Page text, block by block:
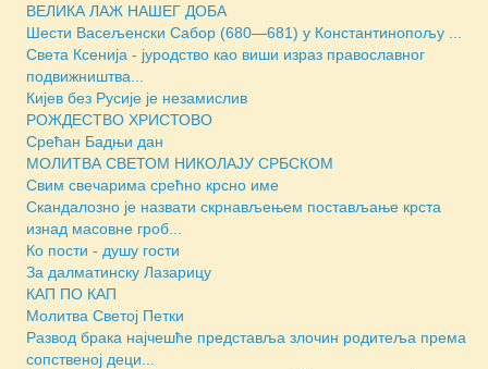
ВЕЛИКА ЛАЖ НАШЕГ ДОБА
Шести Васељенски Сабор (680—681) у Константинопољу ...
Света Ксенија - јуродство као виши израз православног
подвижништва...
Кијев без Русије је незамислив
РОЖДЕСТВО ХРИСТОВО
Срећан Бадњи дан
МОЛИТВА СВЕТОМ НИКОЛАЈУ СРБСКОМ
Свим свечарима срећно крсно име
Скандалозно је назвати скрнављењем постављање крста
изнад масовне гроб...
Ко пости - душу гости
За далматинску Лазарицу
КАП ПО КАП
Молитва Светој Петки
Развод брака најчешће представља злочин родитеља према
сопственој деци...